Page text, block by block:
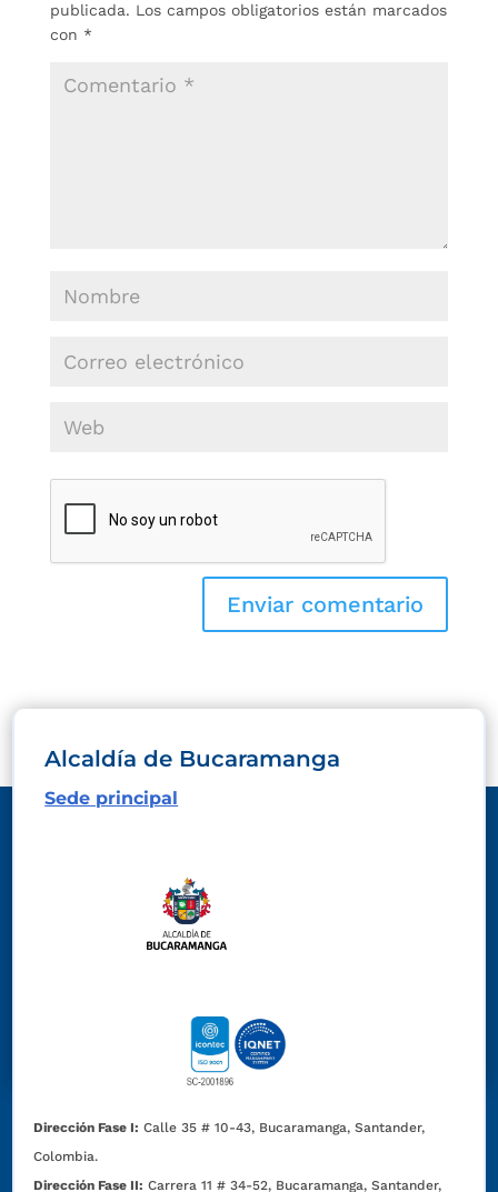
publicada. Los campos obligatorios están marcados
con *
Alcaldía de Bucaramanga
Sede principal
Dirección Fase I: Calle 35 # 10-43, Bucaramanga, Santander,
Colombia.
Dirección Fase II: Carrera 11 # 34-52, Bucaramanga, Santander,